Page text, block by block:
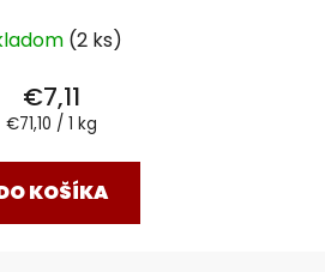
(2 ks)
€7,11
Jednotková
€71,10 / 1 kg
KOŠÍKA